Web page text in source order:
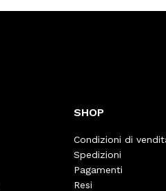
SHOP
Condizioni di
Spedizioni
Pagamenti
Resi